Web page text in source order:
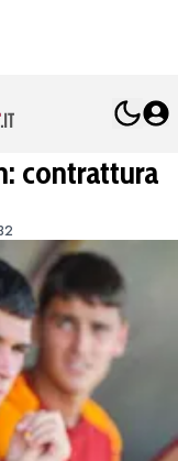
contrattura